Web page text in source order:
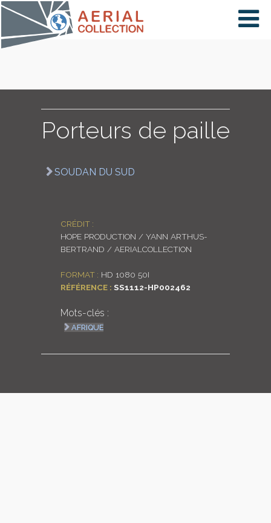
×
PAYS
Porteurs de paille
SOUDAN DU SUD
CRÉDIT :
HOPE PRODUCTION / YANN ARTHUS-
BERTRAND / AERIALCOLLECTION
FORMAT : HD 1080 50I
RÉFÉRENCE : SS1112-HP002462
Mots-clés :
AFRIQUE